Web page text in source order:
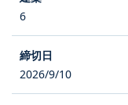
6
2026/9/10